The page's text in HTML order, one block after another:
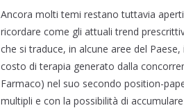
Ancora molti temi restano tuttavia
ricordare come gli attuali trend
che si traduce, in alcune aree del
costo di terapia generato dalla
Farmaco) nel suo secondo position-
multipli e con la possibilità di